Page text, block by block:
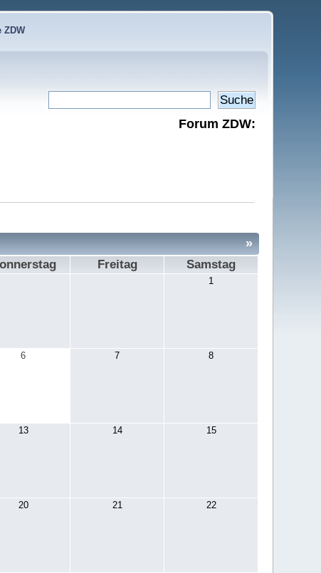
ZDW
Forum ZDW:
»
Freitag Samstag
1
6 7 8
13 14 15
20 21 22